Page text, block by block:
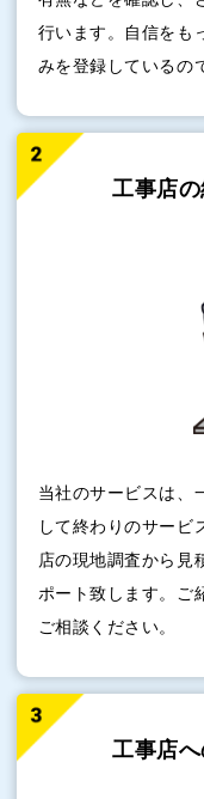
行います。自信をも
みを登録しているの
工事店
当社のサービスは、
して終わりのサービ
店の現地調査から見
ポート致します。ご
ご相談ください。
工事店